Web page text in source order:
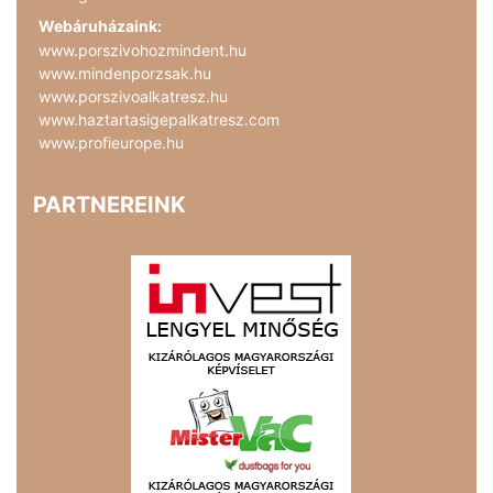
Webáruházaink:
www.porszivohozmindent.hu
www.mindenporzsak.hu
www.porszivoalkatresz.hu
www.haztartasigepalkatresz.com
www.profieurope.hu
PARTNEREINK